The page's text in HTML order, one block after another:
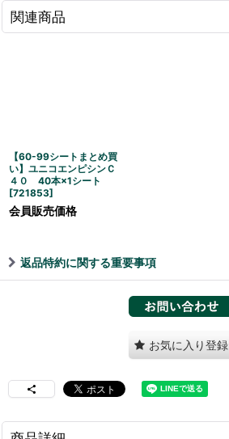
関連商品
【60-99シートまとめ買
い】ユニコエンピシンＣ
４０ 40本×1シート
[721853]
会員販売価格
返品特約に関する重要事項
お気に入り登録